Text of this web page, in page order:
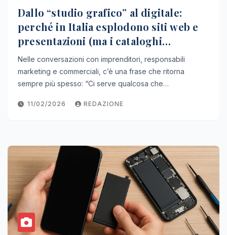
Dallo “studio grafico” al digitale:
perché in Italia esplodono siti web e
presentazioni (ma i cataloghi
resistono)
Nelle conversazioni con imprenditori, responsabili
marketing e commerciali, c’è una frase che ritorna
sempre più spesso: “Ci serve qualcosa che…
11/02/2026 REDAZIONE